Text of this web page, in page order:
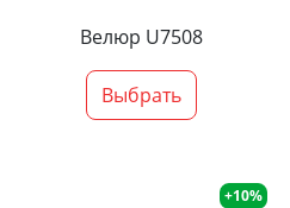
Велюр U7508
Выбрать
+10%